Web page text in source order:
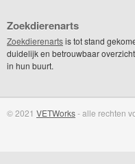
Zoekdierenarts
Zoekdierenartsis tot stand
duidelijk en betrouwbaar
in hun buurt.
© 2021 VETWorks- alle rechten